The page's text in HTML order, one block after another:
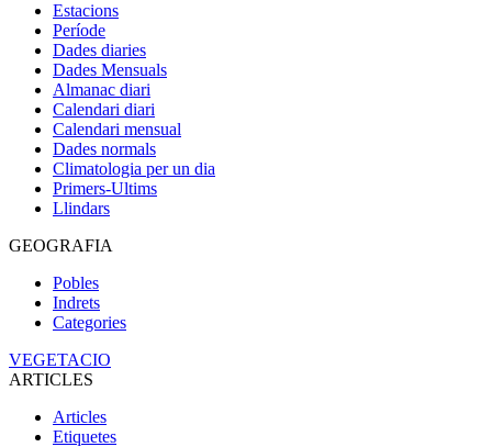
Estacions
Període
Dades diaries
Dades Mensuals
Almanac diari
Calendari diari
Calendari mensual
Dades normals
Climatologia per un dia
Primers-Ultims
Llindars
GEOGRAFIA
Pobles
Indrets
Categories
VEGETACIO
ARTICLES
Articles
Etiquetes